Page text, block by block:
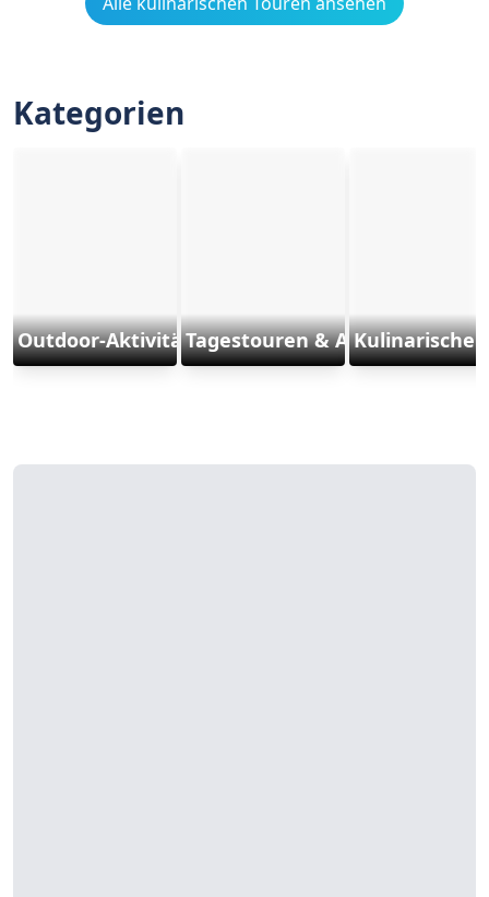
Kategorien
Outdoor-Aktivitäten und Sports
Tagestouren & Ausflüge
Kulinarische